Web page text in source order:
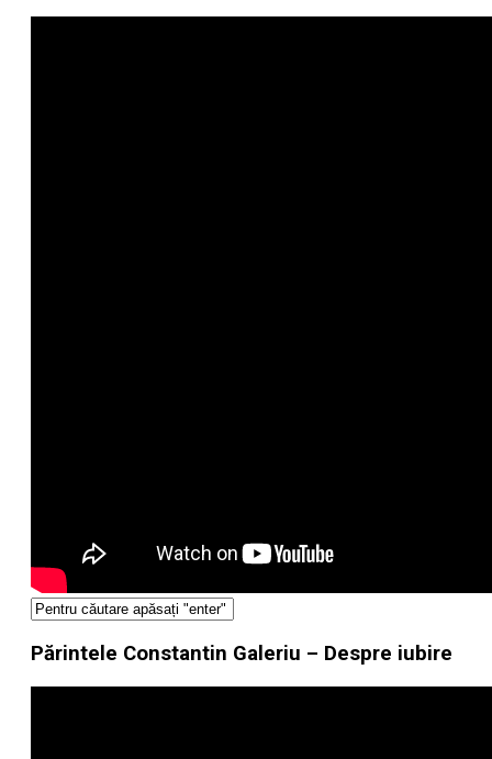
Părintele Constantin Galeriu – Despre iubire